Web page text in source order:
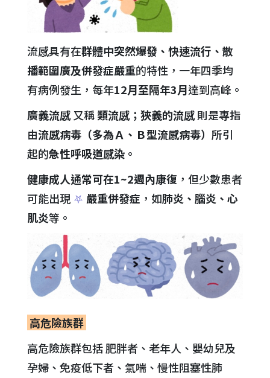
流感具有在群體中突然爆發、快速流行、散
播範圍廣及併發症嚴重的特性，一年四季均
有病例發生，每年12月至隔年3月達到高峰。
廣義流感又稱類流感；狹義的流感則是專指
由流感病毒（多為Ａ、Ｂ型流感病毒） 所引
起的急性呼吸道感染。
健康成人通常可在1~2週內康復 ，但少數患者
可能出現 ⛧ 嚴重併發症 ，如肺炎、腦炎、心
肌炎等。
高危險族群
高危險族群包括 肥胖者、老年人、嬰幼兒及
孕婦、免疫低下者、氣喘、慢性阻塞性肺